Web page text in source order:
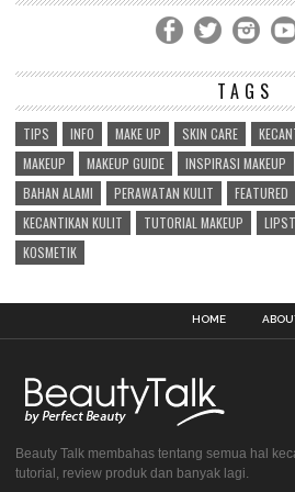
TAGS
TIPS INFO MAKE UP SKIN CARE
MAKEUP
MAKEUP GUIDE INSPIRASI MAKEUP
BAHAN ALAMI
PERAWATAN KULIT FEATURED
KECANTIKAN KULIT
TUTORIAL MAKEUP
KOSMETIK
HOME
Beauty Talk membahas tentang semua hal
tutorial, review produk dan banyak lagi.